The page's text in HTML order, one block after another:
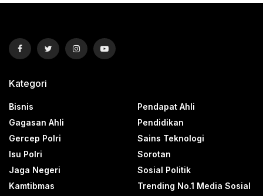
Kategori
Bisnis
Gagasan Ahli
Gercep Polri
Isu Polri
Jaga Negeri
Kamtibmas
Pendapat Ahli
Pendidikan
Sains Teknologi
Sorotan
Sosial Politik
Trending No.1 Media Sosial